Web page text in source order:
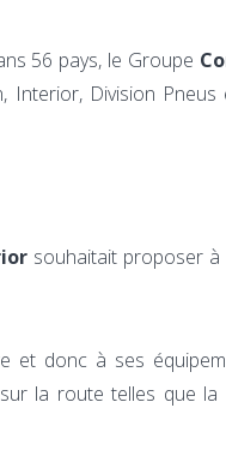
56 pays, le Groupe
Interior, Division
souhaitait proposer à
donc à ses
la route telles que